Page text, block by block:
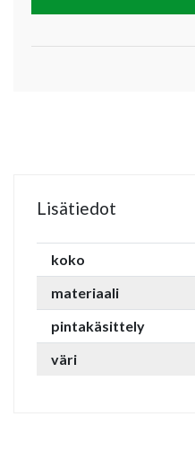
Lisätiedot
koko
materiaali
pintakäsittely
väri